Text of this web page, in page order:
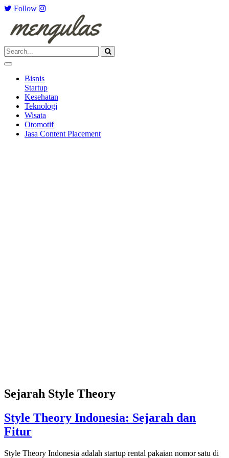
Follow
Bisnis
Startup
Kesehatan
Teknologi
Wisata
Otomotif
Jasa Content Placement
Sejarah Style Theory
Style Theory Indonesia: Sejarah dan
Fitur
Style Theory Indonesia adalah startup rental pakaian nomor satu di